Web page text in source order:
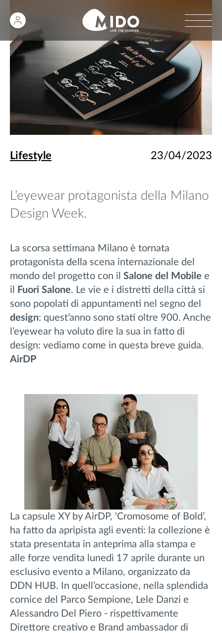
Lifestyle 23/04/2023
L’eyewear protagonista della Milano
Design Week.
La scorsa settimana Milano è tornata
protagonista della scena internazionale del
mondo del progetto con il Salone del Mobile e
il
Fuori Salone. Le vie e i distretti della città si
sono popolati di appuntamenti nel segno del
design: quest’anno sono stati oltre 900. Anche
l’eyewear ha voluto dire la sua in fatto di
design: vediamo come in questa breve guida.
AirDP
La capsule XY by AirDP, ‘Cromosome of Bold’,
ha fatto da apripista agli eventi: la collezione è
stata presentata in anteprima alla stampa e
alle forze vendita lunedì 17 aprile durante un
esclusivo evento a Milano, organizzato da
DDN HUB. In quell’occasione, nella splendida
cornice del Parco Sempione, Lele Danzi e
Alessandro Del Piero - rispettivamente
Direttore creativo e Brand ambassador di